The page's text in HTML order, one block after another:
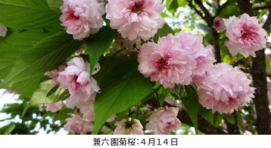
兼六園菊桜：４月１４日